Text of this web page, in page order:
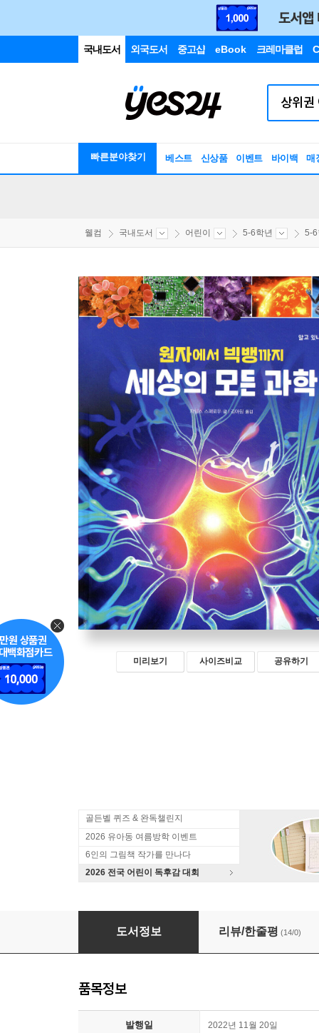
국내도서 외국도서 중고샵 eBook 크레마클럽
빠른분야찾기 베스트 신상품 이벤트 바이백 매
웰컴 국내도서 어린이 5-6학년 5-6
미리보기 사이즈비교 공유하기
골든벨 퀴즈 & 완독챌린지
2026 유아동 여름방학 이벤트
6인의 그림책 작가를 만나다
2026 전국 어린이 독후감 대회
원자에서 빅뱅까지 세상의 모든 과학
도서정보 리뷰/한줄평 (14/0)
품목정보
발행일 2022년 11월 20일